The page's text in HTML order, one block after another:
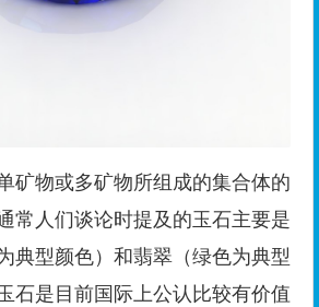
矿物或多矿物所组成的集合体的
常人们谈论时提及的玉石主要是
典型颜色）和翡翠（绿色为典型
石是目前国际上公认比较有价值